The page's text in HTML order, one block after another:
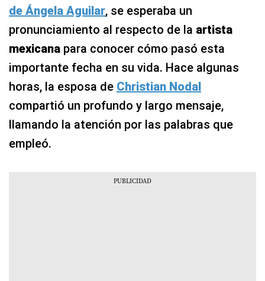
de Ángela Aguilar, se esperaba un
pronunciamiento al respecto de la artista
mexicana para conocer cómo pasó esta
importante fecha en su vida. Hace algunas
horas, la esposa de Christian Nodal
compartió un profundo y largo mensaje,
llamando la atención por las palabras que
empleó.